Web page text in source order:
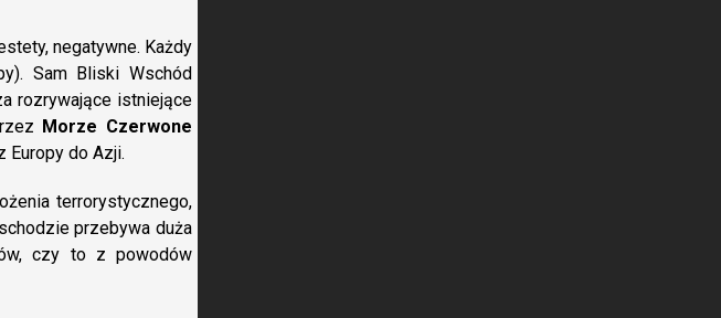
negatywne. Każdy
Sam Bliski Wschód
rozrywające istniejące
Morze Czerwone
Europy do Azji.
terrorystycznego,
przebywa duża
czy to z powodów